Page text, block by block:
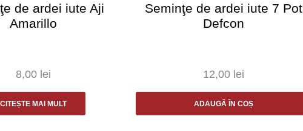
de ardei iute Aji
Amarillo
8,00 lei
CITEȘTE MAI MULT
Seminţe de ardei iute 7 Pot
Defcon
12,00 lei
ADAUGĂ ÎN COȘ